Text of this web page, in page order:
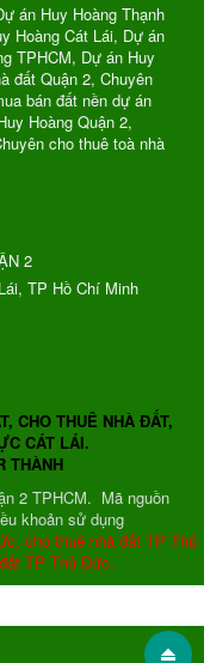
án Huy Hoàng Thạnh
Hoàng Cát Lái, Dự án
TPHCM, Dự án Huy
đất Quận 2, Chuyên
bán đất nền dự án
Hoàng Quận 2,
cho thuê toà nhà
2
TP Hồ Chí Minh
CHO THUÊ NHÀ ĐẤT,
CÁT LÁI.
THÀNH
2 TPHCM. Mã nguồn
khoản sử dụng
cho thuê nhà đất TP Thủ
TP Thủ Đức.